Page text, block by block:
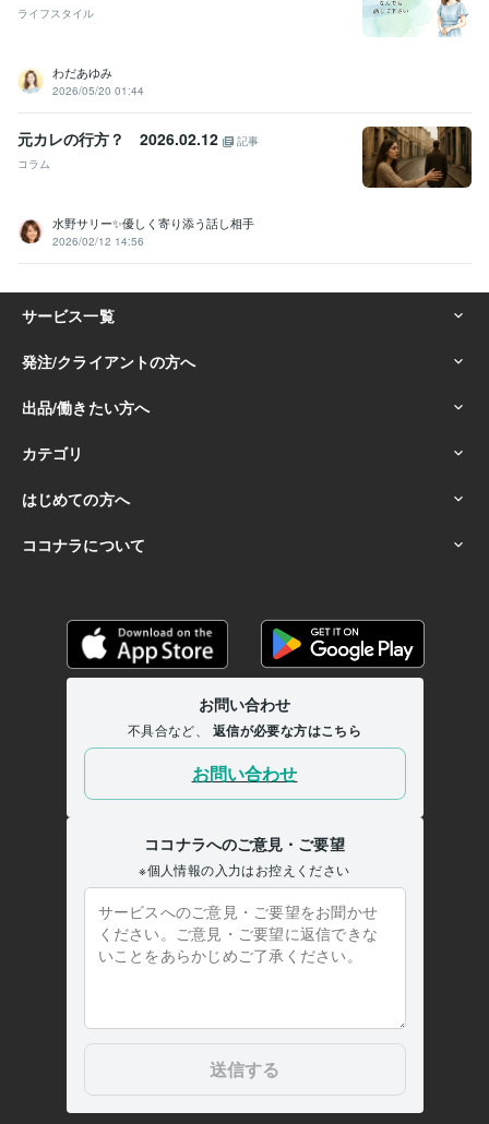
ライフスタイル
わだあゆみ
2026/05/20 01:44
元カレの行方？ 2026.02.12
記事
コラム
水野サリー✨優しく寄り添う話し相手
2026/02/12 14:56